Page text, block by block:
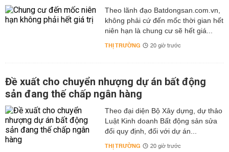
Theo lãnh đạo Batdongsan.com.vn,
không phải cứ đến mốc thời gian hết
niên hạn là chung cư sẽ hết giá...
THỊ TRƯỜNG 20 giờ trước
Đề xuất cho chuyển nhượng dự án bất động
sản đang thế chấp ngân hàng
Theo đại diện Bộ Xây dựng, dự thảo
Luật Kinh doanh Bất động sản sửa
đổi quy định, đối với dự án...
THỊ TRƯỜNG 20 giờ trước